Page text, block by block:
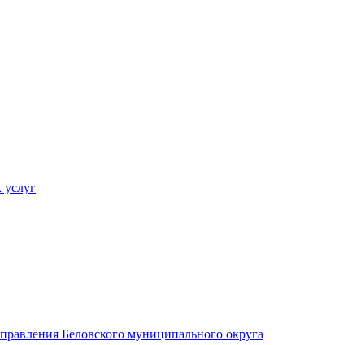
Беловского муниципального округа